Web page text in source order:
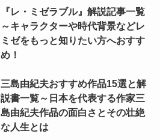
『レ・ミゼラブル』解説記事一覧
～キャラクターや時代背景などレ
ミゼをもっと知りたい方へおすす
め！
三島由紀夫おすすめ作品15選と解
説書一覧～日本を代表する作家三
島由紀夫作品の面白さとその壮絶
な人生とは